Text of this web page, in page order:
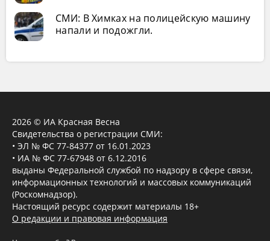
СМИ: В Химках на полицейскую машину
напали и подожгли.
2026 © ИА Красная Весна
Свидетельства о регистрации СМИ:
• ЭЛ № ФС 77-84377 от 16.01.2023
• ИА № ФС 77-67948 от 6.12.2016
выданы Федеральной службой по надзору в сфере связи,
информационных технологий и массовых коммуникаций
(Роскомнадзор).
Настоящий ресурс содержит материалы 18+
О редакции и правовая информация